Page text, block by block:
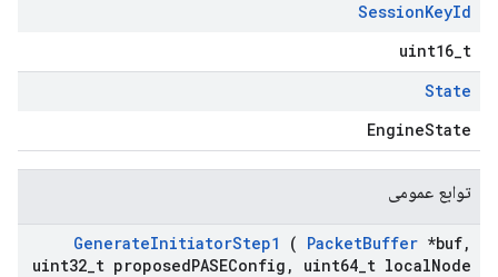
SessionKeyId
uint16_t
State
EngineState
توابع عمومی
GenerateInitiatorStep1 ( PacketBuffer *buf,
uint32 t proposedPASEConfig , uint64 t localNode